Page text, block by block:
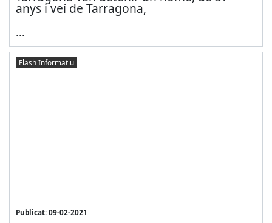
anys i veí de Tarragona,
...
Flash Informatiu
Publicat: 09-02-2021